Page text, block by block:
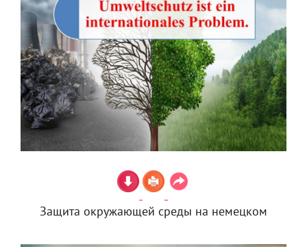
Защита окружающей среды на немецком